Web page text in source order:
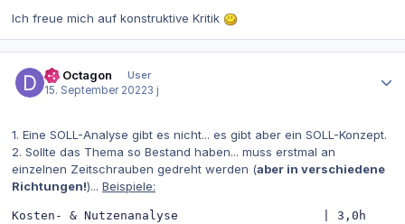
Ich freue mich auf konstruktive Kritik
Dr. Octagon
User
15. September 20223 j
1. Eine SOLL-Analyse gibt es nicht... es gibt aber ein SOLL-Konzept.
2. Sollte das Thema so Bestand haben... muss erstmal an
einzelnen Zeitschrauben gedreht werden (aber in verschiedene
Richtungen!)... Beispiele:
Kosten- & Nutzenanalyse                    | 3,0h